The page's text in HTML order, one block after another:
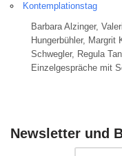
Kontemplationstag
Barbara Alzinger,
Hungerbühler, Margrit
Schwegler, Regula
Einzelgespräche mit
Newsletter und